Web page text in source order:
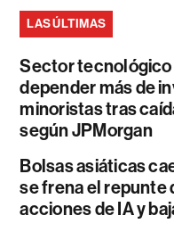
LAS ÚLTIMAS
Sector tecnológico
depender más de
minoristas tras
según JPMorgan
Bolsas asiáticas
se frena el repunte
acciones de IA y